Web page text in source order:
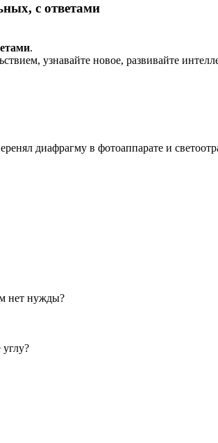
с ответами
.
узнавайте новое, развивайте
диафрагму в фотоаппарате и
нет нужды?